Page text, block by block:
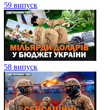
59 випуск
58 випуск